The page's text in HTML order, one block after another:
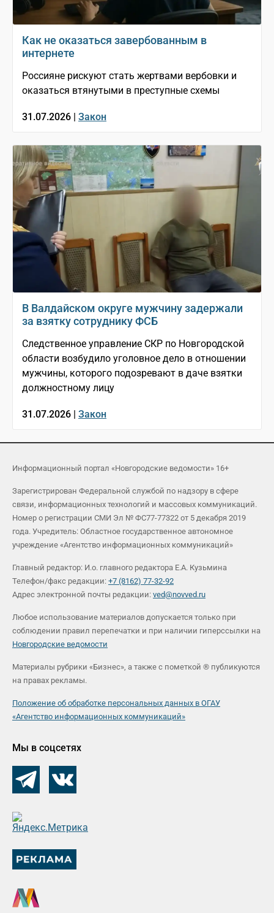
Как не оказаться завербованным в
интернете
Россияне рискуют стать жертвами вербовки и
оказаться втянутыми в преступные схемы
31.07.2026 | Закон
В Валдайском округе мужчину задержали
за взятку сотруднику ФСБ
Следственное управление СКР по Новгородской
области возбудило уголовное дело в отношении
мужчины, которого подозревают в даче взятки
должностному лицу
31.07.2026 | Закон
Информационный портал «Новгородские ведомости» 16+
Зарегистрирован Федеральной службой по надзору в сфере
связи, информационных технологий и массовых коммуникаций.
Номер о регистрации СМИ Эл № ФС77-77322 от 5 декабря 2019
года. Учредитель: Областное государственное автономное
учреждение «Агентство информационных коммуникаций»
Главный редактор: И.о. главного редактора Е.А. Кузьмина
Телефон/факс редакции: +7 (8162) 77-32-92
Адрес электронной почты редакции: ved@novved.ru
Любое использование материалов допускается только при
соблюдении правил перепечатки и при наличии гиперссылки на
Новгородские ведомости
Материалы рубрики «Бизнес», а также с пометкой ® публикуются
на правах рекламы.
Положение об обработке персональных данных в ОГАУ
«Агентство информационных коммуникаций»
Мы в соцсетях